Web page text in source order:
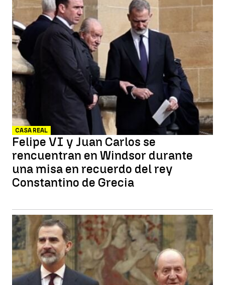
CASA REAL
Felipe VI y Juan Carlos se
rencuentran en Windsor durante
una misa en recuerdo del rey
Constantino de Grecia